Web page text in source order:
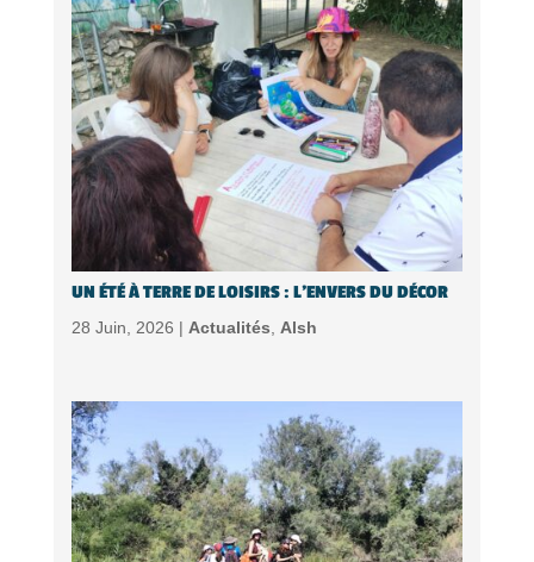
UN ÉTÉ À TERRE DE LOISIRS : L’ENVERS DU DÉCOR
28 Juin, 2026 | Actualités Alsh